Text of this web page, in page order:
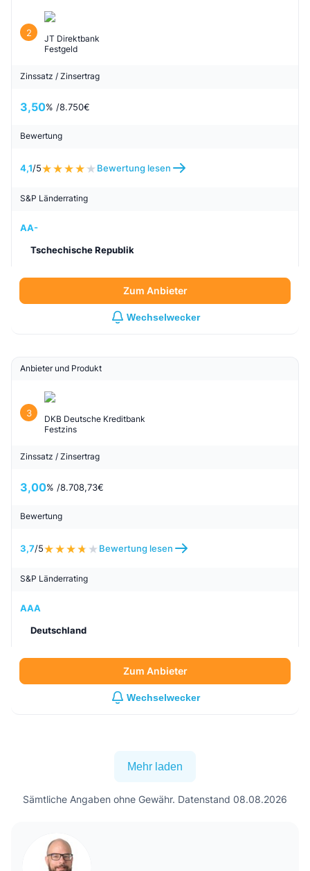
2
JT Direktbank
Festgeld
Zinssatz / Zinsertrag
3,50% /8.750€
Bewertung
4,1/5 Bewertung lesen
S&P Länderrating
AA-
Tschechische Republik
Zum Anbieter
Wechselwecker
Anbieter und Produkt
3
DKB Deutsche Kreditbank
Festzins
Zinssatz / Zinsertrag
3,00% /8.708,73€
Bewertung
3,7/5 Bewertung lesen
S&P Länderrating
AAA
Deutschland
Zum Anbieter
Wechselwecker
Mehr laden
Sämtliche Angaben ohne Gewähr. Datenstand 08.08.2026